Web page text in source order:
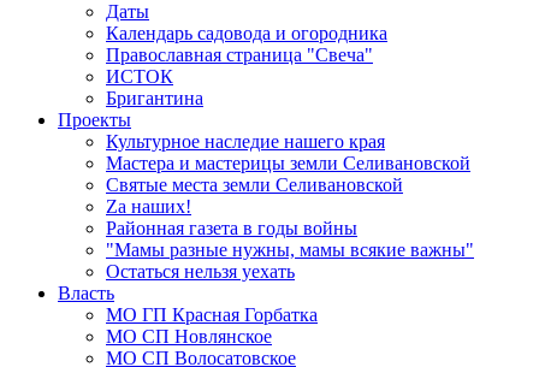
Даты
Календарь садовода и огородника
Православная страница "Свеча"
ИСТОК
Бригантина
Проекты
Культурное наследие нашего края
Мастера и мастерицы земли Селивановской
Святые места земли Селивановской
Zа наших!
Районная газета в годы войны
"Мамы разные нужны, мамы всякие важны"
Остаться нельзя уехать
Власть
МО ГП Красная Горбатка
МО СП Новлянское
МО СП Волосатовское